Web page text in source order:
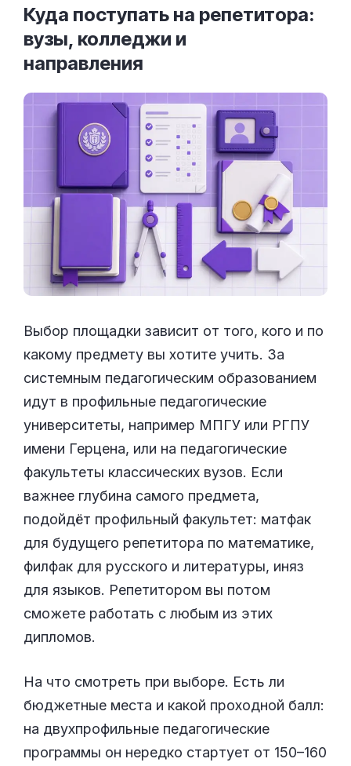
Куда поступать на репетитора:
вузы, колледжи и
направления
Выбор площадки зависит от того, кого и по
какому предмету вы хотите учить. За
системным педагогическим образованием
идут в профильные педагогические
университеты, например МПГУ или РГПУ
имени Герцена, или на педагогические
факультеты классических вузов. Если
важнее глубина самого предмета,
подойдёт профильный факультет: матфак
для будущего репетитора по математике,
филфак для русского и литературы, иняз
для языков. Репетитором вы потом
сможете работать с любым из этих
дипломов.
На что смотреть при выборе. Есть ли
бюджетные места и какой проходной балл:
на двухпрофильные педагогические
программы он нередко стартует от 150–160